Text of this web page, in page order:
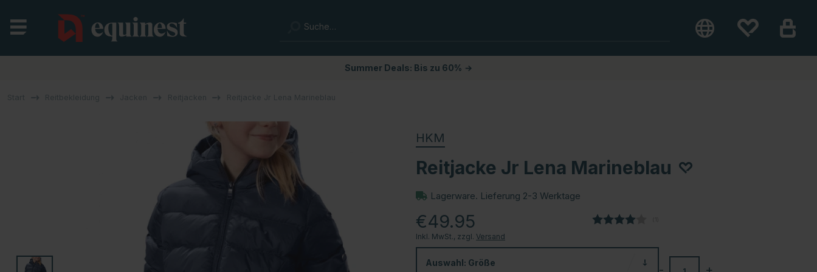
Summer Deals: Bis zu 60% →
HKM
Reitjacke Jr Lena Marineblau
Lagerware. Lieferung 2-3 Werktage
€49.95
Inkl. MwSt., zzgl. Versand
Auswahl: Größe